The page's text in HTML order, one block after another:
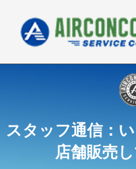
キ
スタッフ通信：
店舗販売